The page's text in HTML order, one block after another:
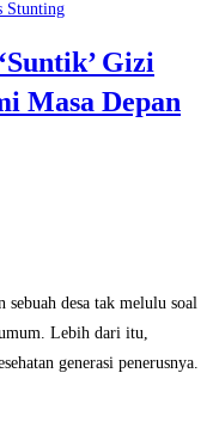
Gizi
Masa Depan
desa tak melulu soal
Lebih dari itu,
generasi penerusnya.